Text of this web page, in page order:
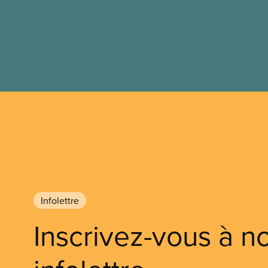
Infolettre
Inscrivez-vous à